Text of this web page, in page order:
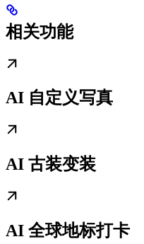
相关功能
AI 自定义写真
AI 古装变装
AI 全球地标打卡